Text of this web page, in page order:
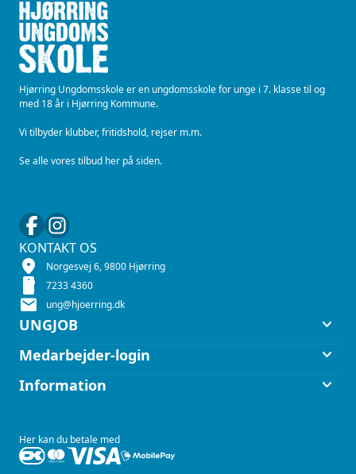
Hjørring Ungdomsskole er en ungdomsskole for unge i 7. klasse til og
med 18 år i Hjørring Kommune.
Vi tilbyder klubber, fritidshold, rejser m.m.
Se alle vores tilbud her på siden.
KONTAKT OS
location_on Norgesvej 6, 9800 Hjørring
smartphone 7233 4360
mail ung@hjoerring.dk
UNGJOB keyboard_arrow_down
Medarbejder-login keyboard_arrow_down
Information keyboard_arrow_down
Her kan du betale med